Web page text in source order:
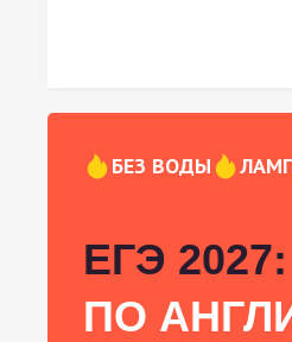
БЕЗ ВОДЫ
ЕГЭ 2027:
ПО